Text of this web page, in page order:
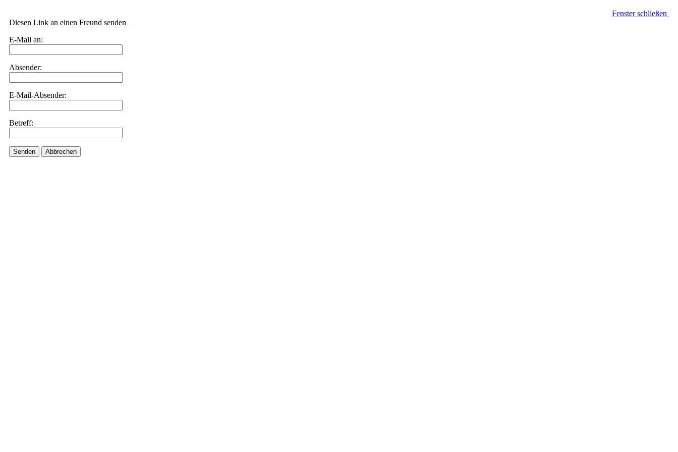
Fenster schließen
Diesen Link an einen Freund senden
E-Mail an:
Absender:
E-Mail-Absender:
Betreff:
Senden Abbrechen